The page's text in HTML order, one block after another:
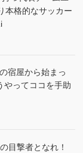
本格的なサッカー
宿屋から始まっ
やってココを手助
目撃者となれ！